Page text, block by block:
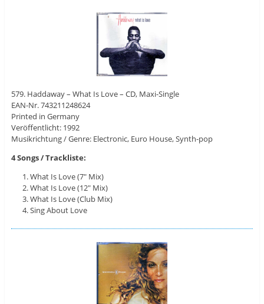
579. Haddaway – What Is Love – CD, Maxi-Single
EAN-Nr. 743211248624
Printed in Germany
Veröffentlicht: 1992
Musikrichtung / Genre: Electronic, Euro House, Synth-pop
4 Songs / Trackliste:
What Is Love (7″ Mix)
What Is Love (12″ Mix)
What Is Love (Club Mix)
Sing About Love